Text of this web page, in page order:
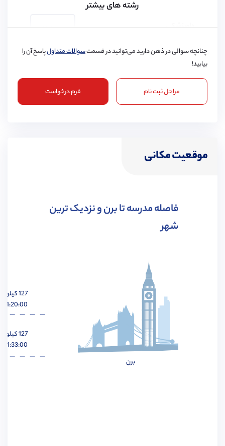
پرستاری مشاهده
مهندسی عمران
رشته های بیشتر
چنانچه سوالی در ذهن دارید می‌توانید در قسمتسوالات متداولپاسخ آن را
بیابید!
مراحل ثبت نام فرم درخواست
موقعیت مکانی
فاصله مدرسه تا برن و نزدیک ترین
شهر
برن
127 کیلومتر
01:20:00 ساعت
127 کیلومتر
01:33:00 ساعت